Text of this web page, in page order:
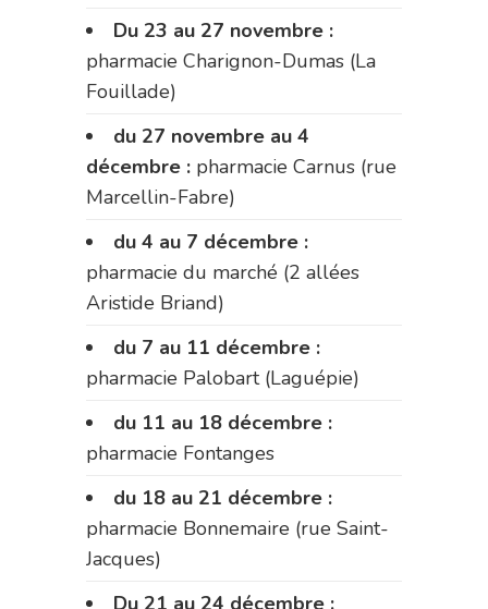
Du 23 au 27 novembre :
pharmacie Charignon-Dumas (La
Fouillade)
du 27 novembre au 4
décembre : pharmacie Carnus (rue
Marcellin-Fabre)
du 4 au 7 décembre :
pharmacie du marché (2 allées
Aristide Briand)
du 7 au 11 décembre :
pharmacie Palobart (Laguépie)
du 11 au 18 décembre :
pharmacie Fontanges
du 18 au 21 décembre :
pharmacie Bonnemaire (rue Saint-
Jacques)
Du 21 au 24 décembre :